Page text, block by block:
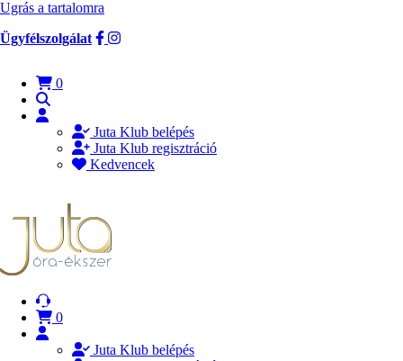
Ugrás a tartalomra
Ügyfélszolgálat
0
Juta Klub belépés
Juta Klub regisztráció
Kedvencek
0
Juta Klub belépés